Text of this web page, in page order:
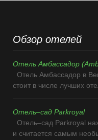
Обзор отелей
Отель Амбассадор
Отель Амбассадор в
стоит в числе лучших
Отель–сад Parkroyal
Отель–сад Parkroyal
и считается самым